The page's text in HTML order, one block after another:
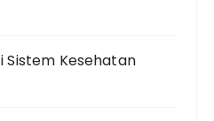
Sistem Kesehatan